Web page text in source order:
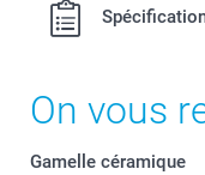
On vous
Gamelle céramique